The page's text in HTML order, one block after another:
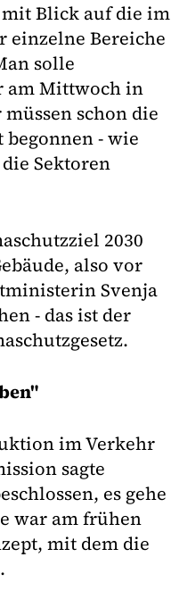
Blick auf die im
einzelne Bereiche
solle
am Mittwoch in
schon die
- wie
Sektoren
2030
also vor
Svenja
- das ist der
im Verkehr
sagte
es gehe
war am frühen
mit dem die